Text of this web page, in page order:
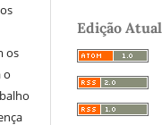
os
o
Edição Atual